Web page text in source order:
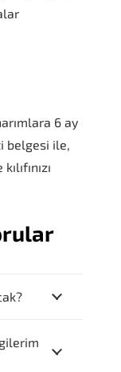
6 ay
belgesi ile,